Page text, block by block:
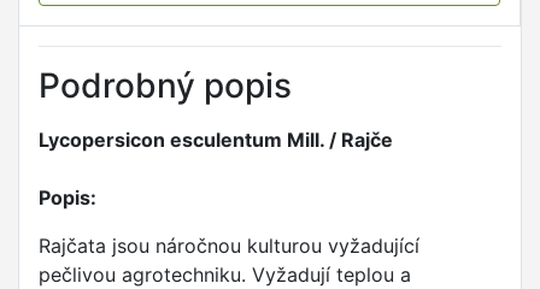
Podrobný popis
Lycopersicon esculentum Mill. / Rajče
Popis:
Rajčata jsou náročnou kulturou vyžadující
pečlivou agrotechniku. Vyžadují teplou a